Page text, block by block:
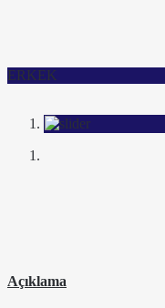
ERKEK
Açıklama